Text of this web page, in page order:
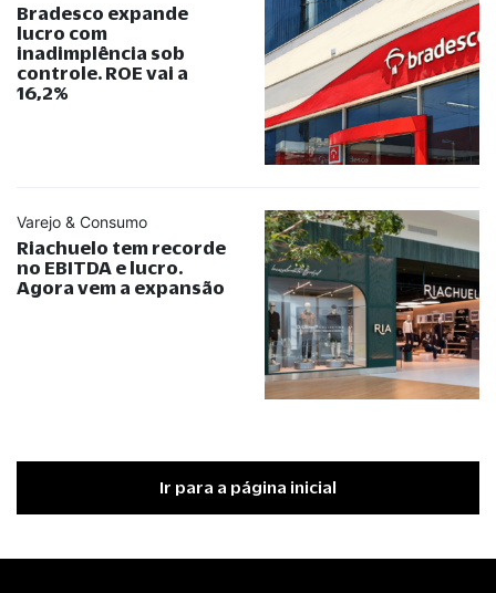
Bradesco expande
lucro com
inadimplência sob
controle. ROE vai a
16,2%
Varejo & Consumo
Riachuelo tem recorde
no EBITDA e lucro.
Agora vem a expansão
Ir para a página inicial